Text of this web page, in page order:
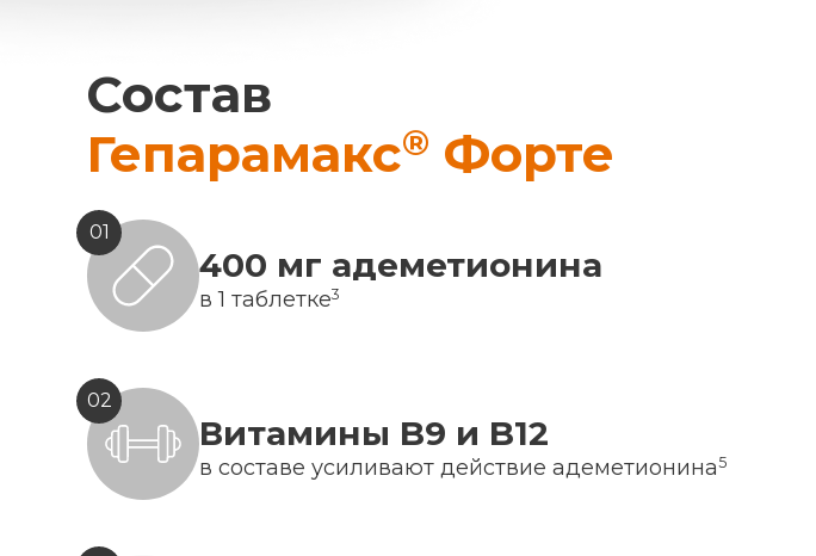
Состав
Гепарамакс® Форте
01
400 мг адеметионина
в 1 таблетке3
02
Витамины B9 и B12
в составе усиливают действие адеметионина5